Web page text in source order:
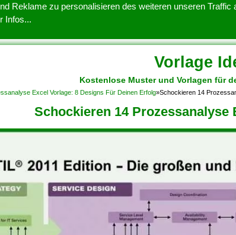
Reklame zu personalisieren des weiteren unseren
Infos...
Vorlage
DATENSCHUTZERKLARUNG KONTAKT
Kostenlose Muster und Vorlagen für
Excel Vorlage: 8 Designs Für Deinen Erfolg»Schockieren 14
Schockieren 14 Prozessanalyse